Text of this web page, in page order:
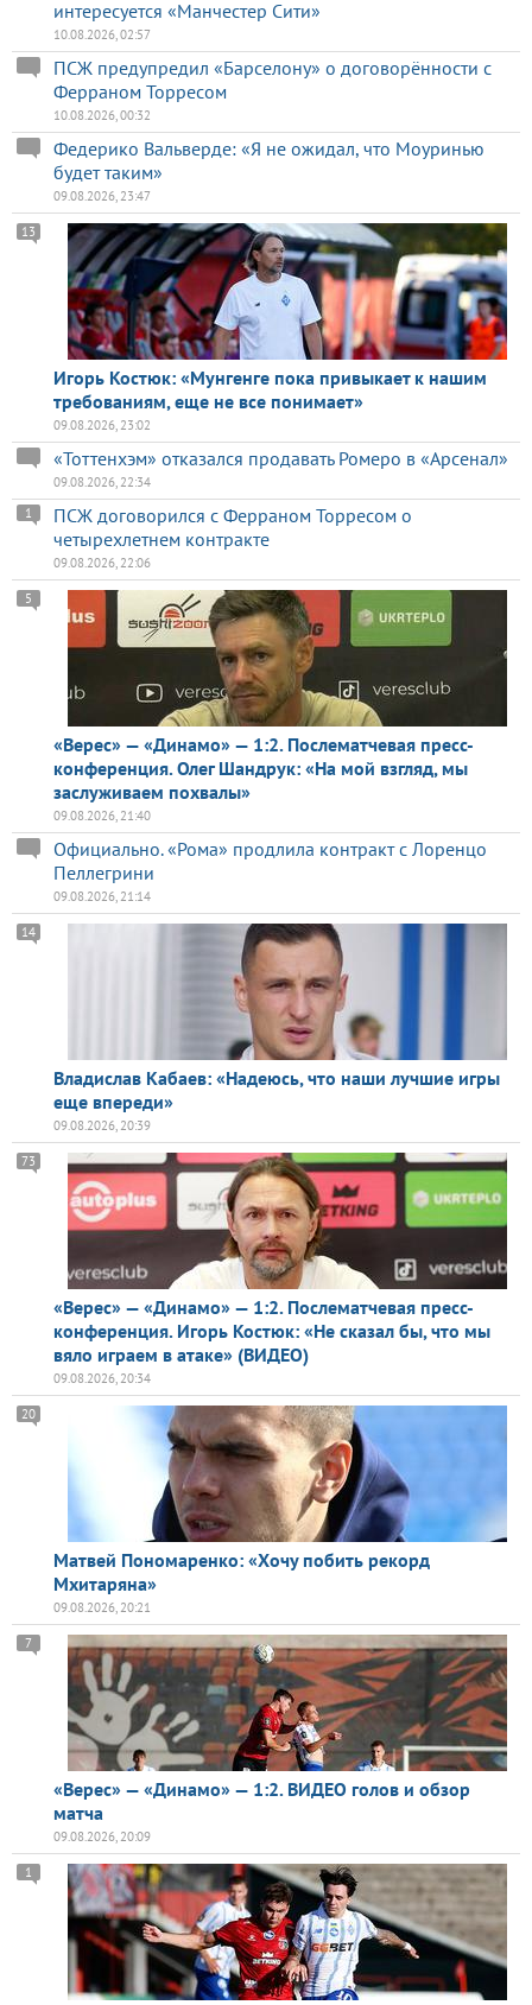
интересуется «Манчестер Сити»
10.08.2026, 02:57
ПСЖ предупредил «Барселону» о договорённости с
Ферраном Торресом
10.08.2026, 00:32
Федерико Вальверде: «Я не ожидал, что Моуринью
будет таким»
09.08.2026, 23:47
Игорь Костюк: «Мунгенге пока привыкает к нашим
требованиям, еще не все понимает»
13
09.08.2026, 23:02
«Тоттенхэм» отказался продавать Ромеро в «Арсенал»
09.08.2026, 22:34
ПСЖ договорился с Ферраном Торресом о
четырехлетнем контракте
1
09.08.2026, 22:06
«Верес» — «Динамо» — 1:2. Послематчевая пресс-
конференция. Олег Шандрук: «На мой взгляд, мы
заслуживаем похвалы»
5
09.08.2026, 21:40
Официально. «Рома» продлила контракт с Лоренцо
Пеллегрини
09.08.2026, 21:14
Владислав Кабаев: «Надеюсь, что наши лучшие игры
еще впереди»
14
09.08.2026, 20:39
«Верес» — «Динамо» — 1:2. Послематчевая пресс-
конференция. Игорь Костюк: «Не сказал бы, что мы
вяло играем в атаке» (ВИДЕО)
73
09.08.2026, 20:34
Матвей Пономаренко: «Хочу побить рекорд
Мхитаряна»
20
09.08.2026, 20:21
«Верес» — «Динамо» — 1:2. ВИДЕО голов и обзор
матча
7
09.08.2026, 20:09
1